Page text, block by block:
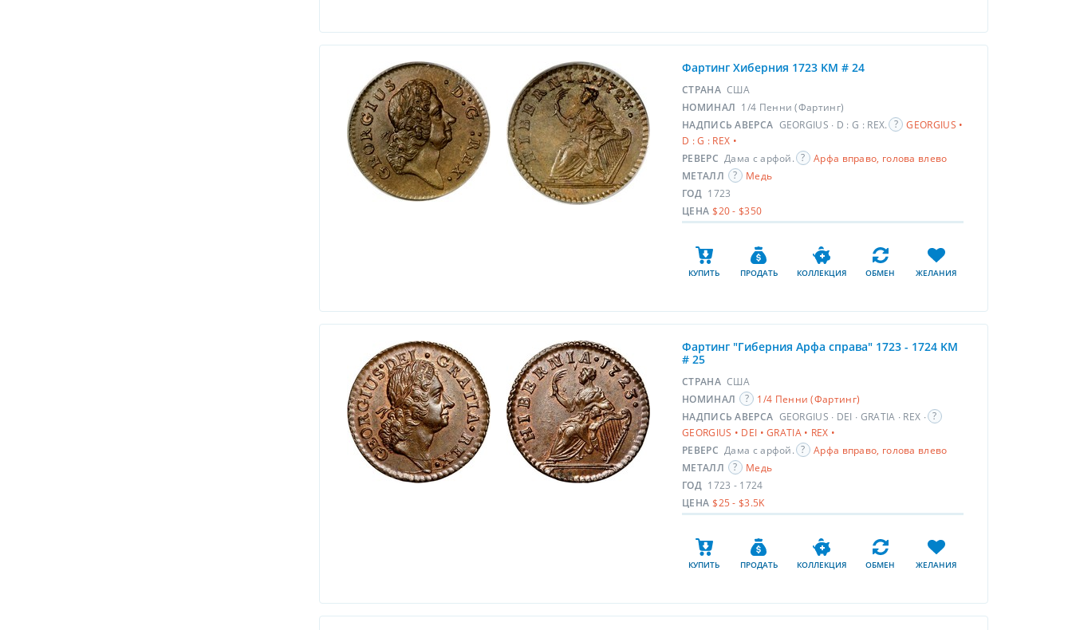
Фартинг Хиберния 1723 KM # 24
СТРАНА США
НОМИНАЛ 1/4 Пенни (Фартинг)
НАДПИСЬ АВЕРСА GEORGIUS ∙ D : G : REX.
GEORGIUS •
D : G : REX •
РЕВЕРС Дама с арфой.
Арфа вправо, голова влево
МЕТАЛЛ
Медь
ГОД 1723
ЦЕНА $20 - $350
КУПИТЬ ПРОДАТЬ КОЛЛЕКЦИЯ ОБМЕН ЖЕЛАНИЯ
Фартинг "Гиберния Арфа справа" 1723 - 1724 KM
# 25
СТРАНА США
НОМИНАЛ
1/4 Пенни (Фартинг)
НАДПИСЬ АВЕРСА GEORGIUS ∙ DEI ∙ GRATIA ∙ REX ∙
GEORGIUS • DEI • GRATIA • REX •
РЕВЕРС Дама с арфой.
Арфа вправо, голова влево
МЕТАЛЛ
Медь
ГОД 1723 - 1724
ЦЕНА $25 - $3.5K
КУПИТЬ ПРОДАТЬ КОЛЛЕКЦИЯ ОБМЕН ЖЕЛАНИЯ